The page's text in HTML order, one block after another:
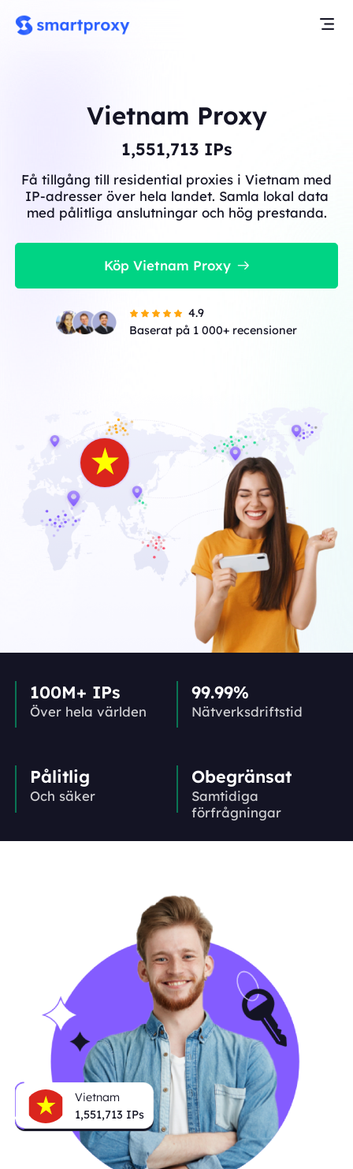
Vietnam Proxy
1,551,713IPs
Få tillgång till residential proxies i Vietnam med
IP-adresser över hela landet. Samla lokal data
med pålitliga anslutningar och hög prestanda.
Köp Vietnam Proxy
4.9
Baserat på 1 000+ recensioner
100M+ IPs
Över hela världen
99.99%
Nätverks­driftstid
Pålitlig
Och säker
Obegränsat
Samtidiga
förfrågningar
Vietnam
1,551,713 IPs